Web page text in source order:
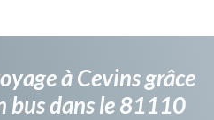
à Cevins grâce
bus dans le 81110